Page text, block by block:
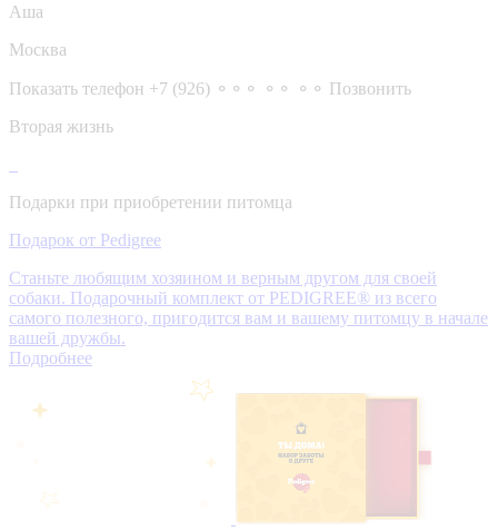
Аша
Москва
Показать телефон +7 (926) ⚬⚬⚬ ⚬⚬ ⚬⚬ Позвонить
Вторая жизнь
Подарки при приобретении питомца
Подарок от Pedigree
Станьте любящим хозяином и верным другом для своей
собаки. Подарочный комплект от PEDIGREE® из всего
самого полезного, пригодится вам и вашему питомцу в начале
вашей дружбы.
Подробнее